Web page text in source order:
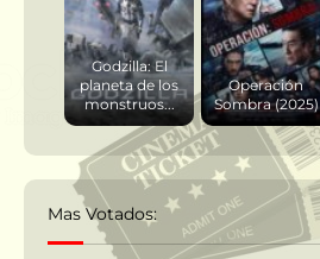
Godzilla: El
planeta de los
monstruos...
Operación
Sombra (2025)
Mas Votados: